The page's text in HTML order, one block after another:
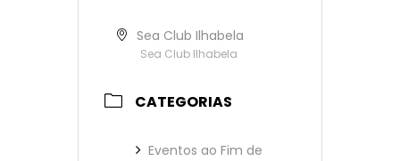
Sea Club Ilhabela
Sea Club Ilhabela
CATEGORIAS
Eventos ao Fim de